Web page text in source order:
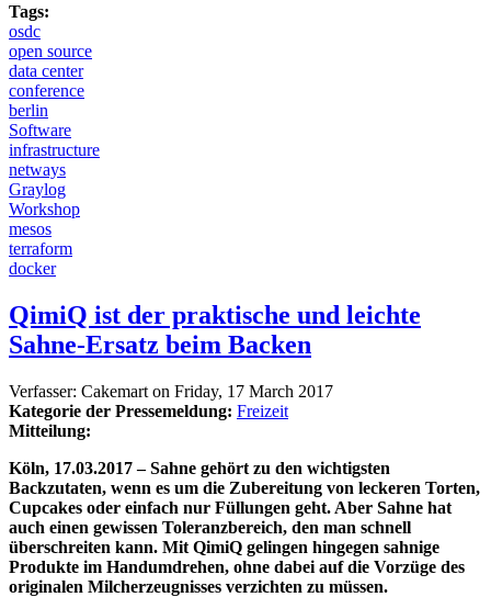
Tags:
osdc
open source
data center
conference
berlin
Software
infrastructure
netways
Graylog
Workshop
mesos
terraform
docker
QimiQ ist der praktische und leichte
Sahne-Ersatz beim Backen
Verfasser: Cakemart on Friday, 17 March 2017
Kategorie der Pressemeldung: Freizeit
Mitteilung:
Köln, 17.03.2017 – Sahne gehört zu den wichtigsten
Backzutaten, wenn es um die Zubereitung von leckeren Torten,
Cupcakes oder einfach nur Füllungen geht. Aber Sahne hat
auch einen gewissen Toleranzbereich, den man schnell
überschreiten kann. Mit QimiQ gelingen hingegen sahnige
Produkte im Handumdrehen, ohne dabei auf die Vorzüge des
originalen Milcherzeugnisses verzichten zu müssen.